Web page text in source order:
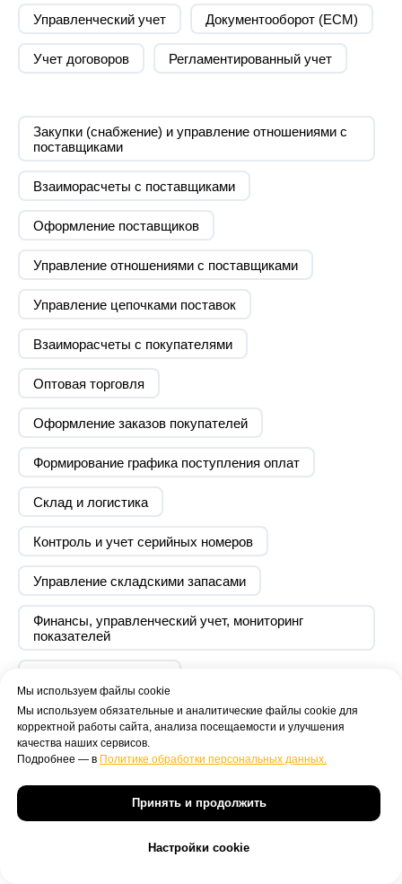
Мы используем файлы cookie
Мы используем обязательные и аналитические файлы cookie для
корректной работы сайта, анализа посещаемости и улучшения
качества наших сервисов.
Подробнее — в Политике обработки персональных данных.
Принять и продолжить
Настройки cookie
программным продуктом 1С:
Документооборот КОРП. Что позволяет
в оперативном режиме согласовывать
сделки с покупателями и поставщиками
Автоматизированы все циклы работы
предприятия безотрывно от отражения
финансового результата
Управленческий учет Документооборот (ECM)
Учет договоров Регламентированный учет
торговлей
Внедрена система 1С:Управление
торговлей
Разработаны АРМ по всем
подсистемам
Выполнено внедрение собственного
бизнес-процесса учета поставок
товаров и расчета стоимости
Выполненные работы
Разработан механизм уникального
обмена с SAP системами
управляющей компании
рабочих мест
Результаты проекта
ООО Треллеборг, российский филиал
международной компании производителя
изделий из полимерных материалов
Клиент
Осуществление внедрения 1С:Управление
торговлей
Задача
Главной целью внедрения программного
продукта было получение оперативной
информации по расчету себестоимости
товаров и формирования цены продажи. В
начале 2018 года компания решила
автоматизировать бизнес-процессы с
помощью перехода на программные продукты
1С:Управление торговлей
Примечание
Перечень автоматизированных
функций
Закупки (снабжение) и управление отношениями с
поставщиками
Взаиморасчеты с поставщиками
Оформление поставщиков
Управление отношениями с поставщиками
Управление цепочками поставок
Взаиморасчеты с покупателями
Оптовая торговля
Оформление заказов покупателей
Формирование графика поступления оплат
Склад и логистика
Контроль и учет серийных номеров
Управление складскими запасами
Финансы, управленческий учет, мониторинг
показателей
Внедрение 1С:Управление
торговлей
ООО Плазиус, разработчик системы
Клиент
Перечень автоматизированных
Взаиморасчеты с покупателями
Оптовая торговля